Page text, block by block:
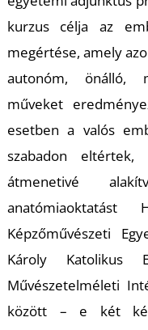
kurzus célja az
megértése, amely
autonóm, önálló,
műveket
esetben a valós
szabadon
átmenetivé
Képzőművészeti
Károly Katolikus
Művészetelméleti
között – e két